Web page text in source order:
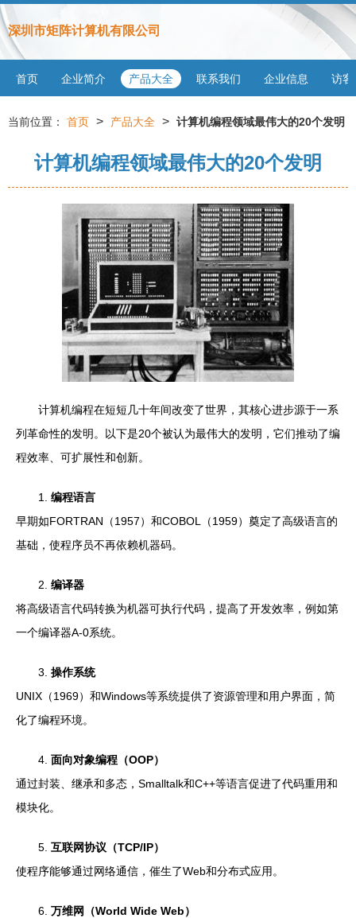
深圳市矩阵计算机有限公司
首页 企业简介 产品大全 联系我们 企业信息 访客
当前位置： 首页 > 产品大全 > 计算机编程领域最伟大的20个发明
计算机编程领域最伟大的20个发明
计算机编程在短短几十年间改变了世界，其核心进步源于一系
列革命性的发明。以下是20个被认为最伟大的发明，它们推动了编
程效率、可扩展性和创新。
1. 编程语言
早期如FORTRAN（1957）和COBOL（1959）奠定了高级语言的
基础，使程序员不再依赖机器码。
2. 编译器
将高级语言代码转换为机器可执行代码，提高了开发效率，例如第
一个编译器A-0系统。
3. 操作系统
UNIX（1969）和Windows等系统提供了资源管理和用户界面，简
化了编程环境。
4. 面向对象编程（OOP）
通过封装、继承和多态，Smalltalk和C++等语言促进了代码重用和
模块化。
5. 互联网协议（TCP/IP）
使程序能够通过网络通信，催生了Web和分布式应用。
6. 万维网（World Wide Web）